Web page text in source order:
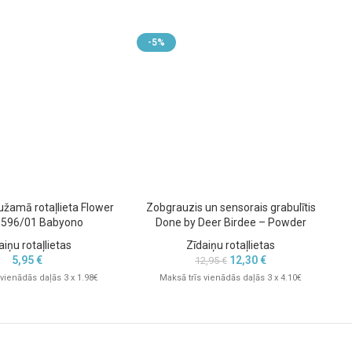
rotaļlieta Flower
01 Babyono
rotaļlietas
5,95€
daļās 3 x 1.98€
-5%
Zobgrauzis un sensorais grabulītis
Done by Deer Birdee – Powder
Zīdaiņu rotaļlietas
12,95€ 12,30€
Maksā trīs vienādās daļās 3 x 4.10€